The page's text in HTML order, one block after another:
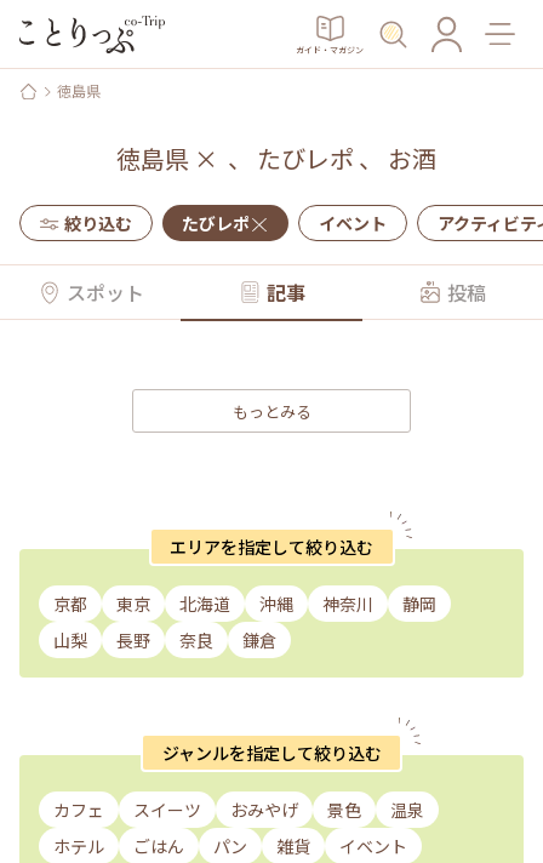
ガイド・マガジン
徳島県
徳島県 × 、 たびレポ 、 お酒
絞り込む たびレポ イベント アクティビテ
スポット 記事 投稿
もっとみる
エリアを指定して絞り込む
京都 東京 北海道 沖縄 神奈川
静岡
山梨
長野 奈良 鎌倉
ジャンルを指定して絞り込む
カフェ スイーツ おみやげ 景色
温泉
ホテル
ごはん パン 雑貨 イベント